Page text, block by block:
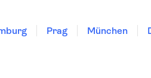
Prag München